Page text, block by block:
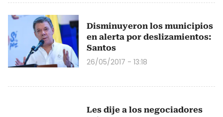
Disminuyeron los municipios
en alerta por deslizamientos:
Santos
26/05/2017 - 13:18
Les dije a los negociadores